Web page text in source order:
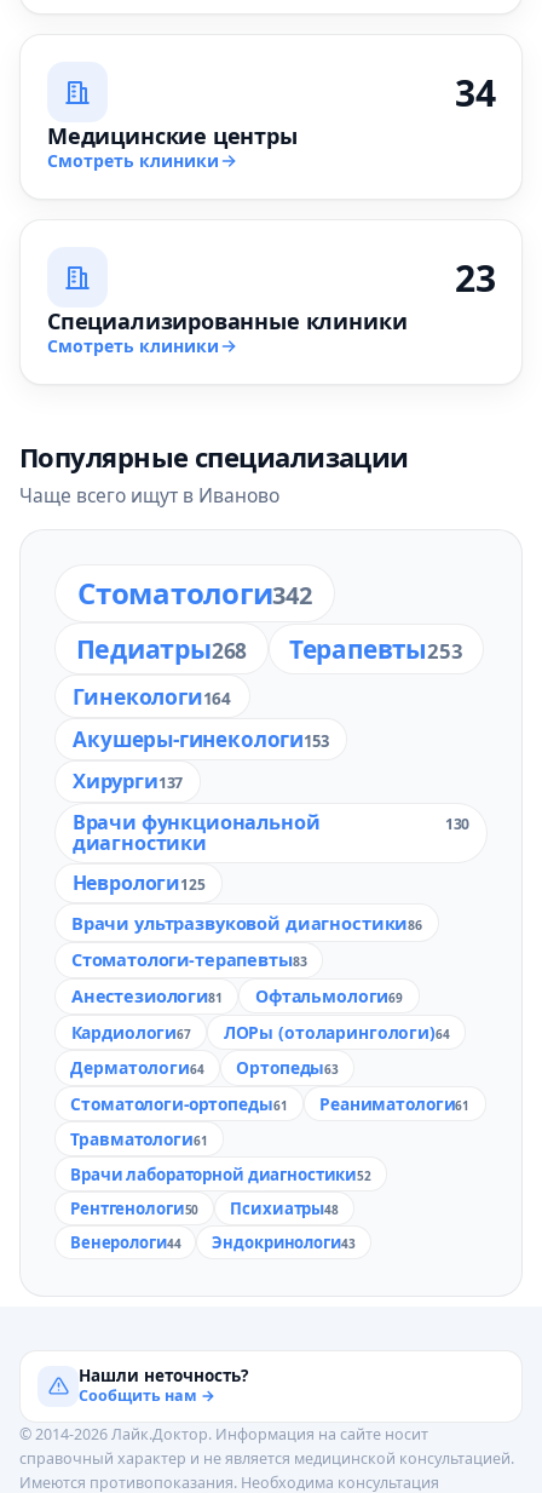
34
Медицинские центры
Смотреть клиники
23
Специализированные клиники
Смотреть клиники
Популярные специализации
Чаще всего ищут в Иваново
Стоматологи342
Педиатры268 Терапевты253
Гинекологи164
Акушеры-гинекологи153
Хирурги137
Врачи функциональной
диагностики
130
Неврологи125
Врачи ультразвуковой диагностики86
Стоматологи-терапевты83
Анестезиологи81 Офтальмологи69
Кардиологи67 ЛОРы (отоларингологи)64
Дерматологи64 Ортопеды63
Стоматологи-ортопеды61 Реаниматологи61
Травматологи61
Врачи лабораторной диагностики52
Рентгенологи50 Психиатры48
Венерологи44 Эндокринологи43
Нашли неточность?
Сообщить нам →
© 2014-2026 Лайк.Доктор. Информация на сайте носит
справочный характер и не является медицинской консультацией.
Имеются противопоказания. Необходима консультация